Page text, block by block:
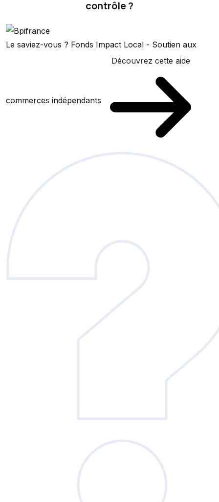
contrôle ?
Le saviez-vous ? Fonds Impact Local - Soutien aux
commerces indépendants
Découvrez cette aide